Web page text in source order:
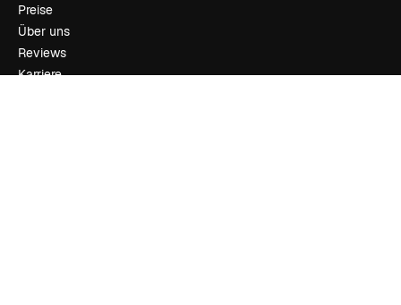
Preise
Über uns
Reviews
Karriere